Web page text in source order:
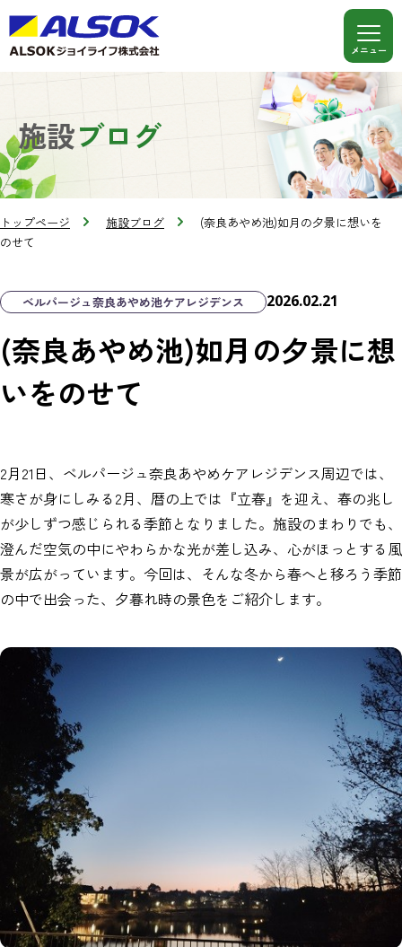
施設ブログ
トップページ 施設ブログ
(奈良あやめ池)如月の夕景に想いを
のせて
ベルパージュ奈良あやめ池ケアレジデンス 2026.02.21
(奈良あやめ池)如月の夕景に想
いをのせて
2月21日、ベルパージュ奈良あやめケアレジデンス周辺では、
寒さが身にしみる2月、暦の上では『立春』を迎え、春の兆し
が少しずつ感じられる季節となりました。施設のまわりでも、
澄んだ空気の中にやわらかな光が差し込み、心がほっとする風
景が広がっています。今回は、そんな冬から春へと移ろう季節
の中で出会った、夕暮れ時の景色をご紹介します。